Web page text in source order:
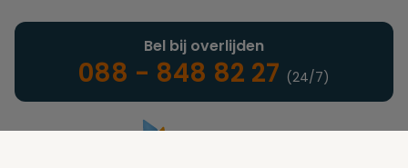
Bel bij overlijden
088 - 848 82 27 (24/7)